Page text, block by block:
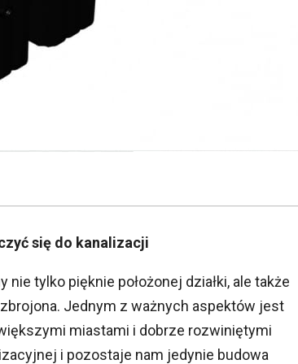
się do kanalizacji
tylko pięknie położonej działki, ale także
Jednym z ważnych aspektów jest
miastami i dobrze rozwiniętymi
i pozostaje nam jedynie budowa